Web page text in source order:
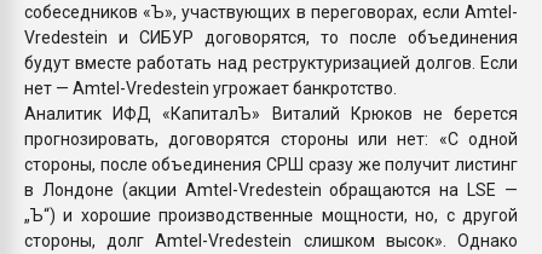
собеседников «Ъ», участвующих в переговорах, если Amtel-
Vredestein и СИБУР договорятся, то после объединения
будут вместе работать над реструктуризацией долгов. Если
нет — Amtel-Vredestein угрожает банкротство.
Аналитик ИФД «КапиталЪ» Виталий Крюков не берется
прогнозировать, договорятся стороны или нет: «С одной
стороны, после объединения СРШ сразу же получит листинг
в Лондоне (акции Amtel-Vredestein обращаются на LSE —
„Ъ“) и хорошие производственные мощности, но, с другой
стороны, долг Amtel-Vredestein слишком высок». Однако